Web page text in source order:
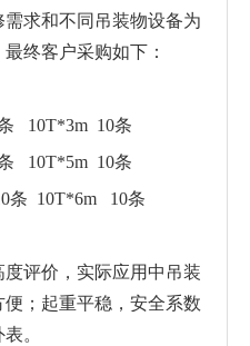
求和不同吊装物设备为
终客户采购如下：
10T*3m 10条
10T*5m 10条
条 10T*6m 10条
评价，实际应用中吊装
；起重平稳，安全系数
。